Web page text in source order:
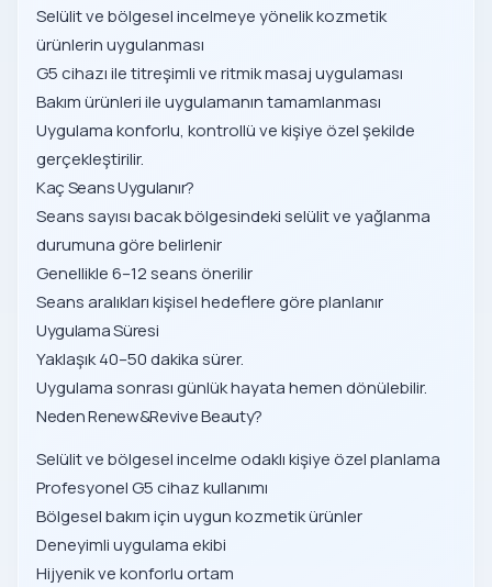
Selülit ve bölgesel incelmeye yönelik kozmetik
ürünlerin uygulanması
G5 cihazı ile titreşimli ve ritmik masaj uygulaması
Bakım ürünleri ile uygulamanın tamamlanması
Uygulama konforlu, kontrollü ve kişiye özel şekilde
gerçekleştirilir.
Kaç Seans Uygulanır?
Seans sayısı bacak bölgesindeki selülit ve yağlanma
durumuna göre belirlenir
Genellikle 6–12 seans önerilir
Seans aralıkları kişisel hedeflere göre planlanır
Uygulama Süresi
Yaklaşık 40–50 dakika sürer.
Uygulama sonrası günlük hayata hemen dönülebilir.
Neden Renew&Revive Beauty?
Selülit ve bölgesel incelme odaklı kişiye özel planlama
Profesyonel G5 cihaz kullanımı
Bölgesel bakım için uygun kozmetik ürünler
Deneyimli uygulama ekibi
Hijyenik ve konforlu ortam